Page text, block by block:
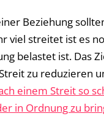
Beziehung
viel streitet ist es
belastet ist. Das
zu reduzieren
einem Streit so
in Ordnung zu